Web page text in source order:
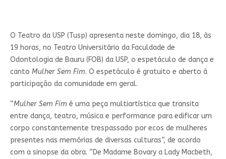
O Teatro da USP (Tusp) apresenta neste domingo, dia 18, às
19 horas, no Teatro Universitário da Faculdade de
Odontologia de Bauru (FOB) da USP, o espetáculo de dança e
canto Mulher Sem Fim. O espetáculo é gratuito e aberto à
participação da comunidade em geral.
“Mulher Sem Fim é uma peça multiartística que transita
entre dança, teatro, música e performance para edificar um
corpo constantemente trespassado por ecos de mulheres
presentes nas memórias de diversas culturas”, de acordo
com a sinopse da obra. “De Madame Bovary a Lady Macbeth,